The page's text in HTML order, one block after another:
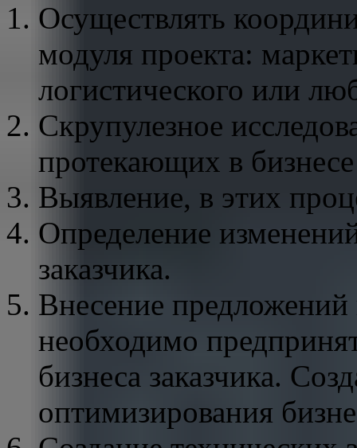
Осуществлять
модуля проекта:
логистического или
Скрупулезное
протекающих в
Выявление, в этих
Определение
заказчика.
Внесение
необходимо
бизнеса заказчика.
оптимизирования